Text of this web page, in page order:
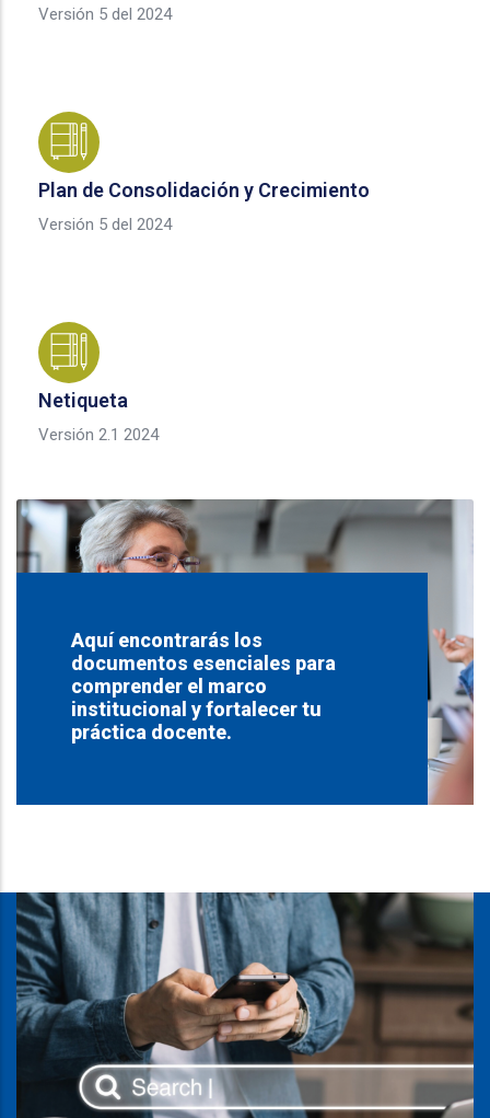
Versión 5 del 2024
Plan de Consolidación y Crecimiento
Versión 5 del 2024
Netiqueta
Versión 2.1 2024
Aquí encontrarás los
documentos esenciales para
comprender el marco
institucional y fortalecer tu
práctica docente.